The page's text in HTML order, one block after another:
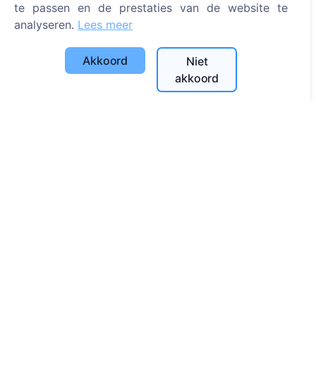
Zoeken naar overledenen
te passen en de prestaties van de website te
analyseren. Lees meer
Akkoord
Niet
akkoord